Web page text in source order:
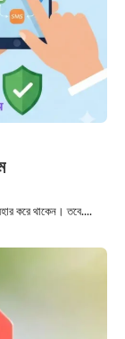
করে থাকেন। তবে....